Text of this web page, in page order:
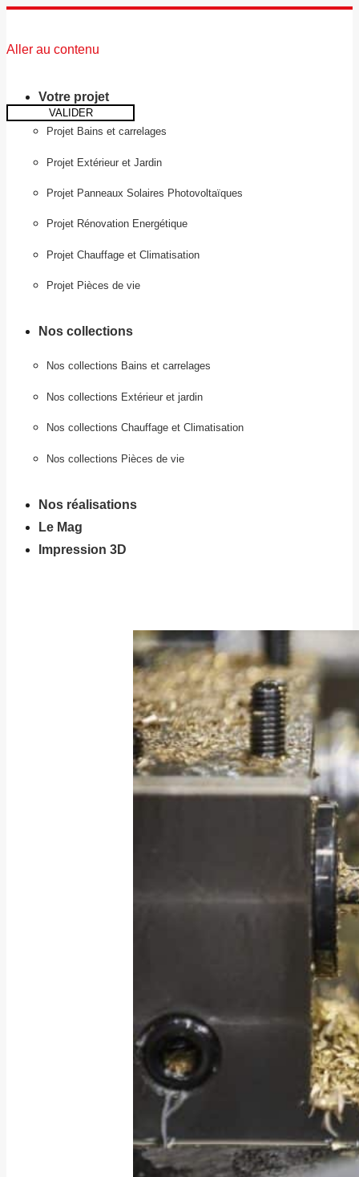
Aller au contenu
Votre projet
Projet Bains et carrelages
Projet Extérieur et Jardin
Projet Panneaux Solaires Photovoltaïques
Projet Rénovation Energétique
Projet Chauffage et Climatisation
Projet Pièces de vie
Nos collections
Nos collections Bains et carrelages
Nos collections Extérieur et jardin
Nos collections Chauffage et Climatisation
Nos collections Pièces de vie
Nos réalisations
Le Mag
Impression 3D
VALIDER